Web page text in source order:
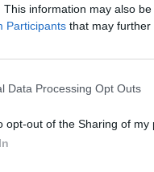
This information may also
Participants that may further
Data Processing Opt Outs
opt-out of the Sharing of my
is nagyüzemben zajlik.